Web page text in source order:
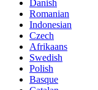
Danish
Romanian
Indonesian
Czech
Afrikaans
Swedish
Polish
Basque